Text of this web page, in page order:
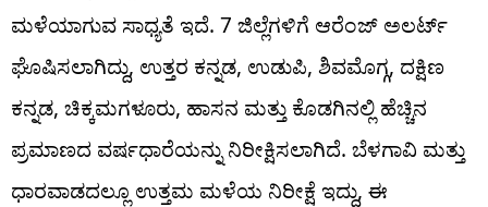
ಮಳೆಯಾಗುವ ಸಾಧ್ಯತೆ ಇದೆ. 7 ಜಿಲ್ಲೆಗಳಿಗೆ ಆರೆಂಜ್​​ ಅಲರ್ಟ್​​
ಘೊಷಿಸಲಾಗಿದ್ದು, ಉತ್ತರ ಕನ್ನಡ, ಉಡುಪಿ, ಶಿವಮೊಗ್ಗ, ದಕ್ಷಿಣ
ಕನ್ನಡ, ಚಿಕ್ಕಮಗಳೂರು, ಹಾಸನ ಮತ್ತು ಕೊಡಗಿನಲ್ಲಿ ಹೆಚ್ಚಿನ
ಪ್ರಮಾಣದ ವರ್ಷಧಾರೆಯನ್ನು ನಿರೀಕ್ಷಿಸಲಾಗಿದೆ. ಬೆಳಗಾವಿ ಮತ್ತು
ಧಾರವಾಡದಲ್ಲೂ ಉತ್ತಮ ಮಳೆಯ ನಿರೀಕ್ಷೆ ಇದ್ದು, ಈ